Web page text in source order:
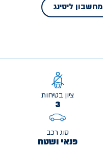
מחשבון ליסינג
ציון בטיחות
3
סוג רכב
פנאי ושטח